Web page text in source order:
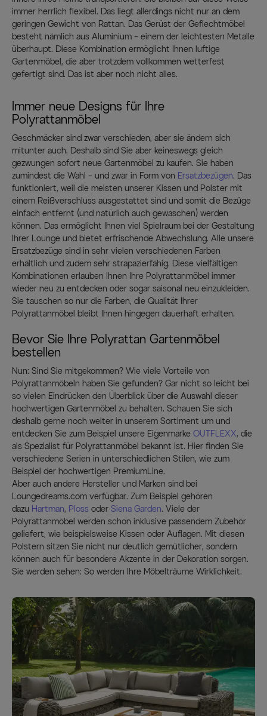
immer herrlich flexibel. Das liegt allerdings nicht nur an dem
geringen Gewicht von Rattan. Das Gerüst der Geflechtmöbel
besteht nämlich aus Aluminium – einem der leichtesten Metalle
überhaupt. Diese Kombination ermöglicht Ihnen luftige
Gartenmöbel, die aber trotzdem vollkommen wetterfest
gefertigt sind. Das ist aber noch nicht alles.
Immer neue Designs für Ihre
Polyrattanmöbel
Geschmäcker sind zwar verschieden, aber sie ändern sich
mitunter auch. Deshalb sind Sie aber keineswegs gleich
gezwungen sofort neue Gartenmöbel zu kaufen. Sie haben
zumindest die Wahl – und zwar in Form von Ersatzbezügen. Das
funktioniert, weil die meisten unserer Kissen und Polster mit
einem Reißverschluss ausgestattet sind und somit die Bezüge
einfach entfernt (und natürlich auch gewaschen) werden
können. Das ermöglicht Ihnen viel Spielraum bei der Gestaltung
Ihrer Lounge und bietet erfrischende Abwechslung. Alle unsere
Ersatzbezüge sind in sehr vielen verschiedenen Farben
erhältlich und zudem sehr strapazierfähig. Diese vielfältigen
Kombinationen erlauben Ihnen Ihre Polyrattanmöbel immer
wieder neu zu entdecken oder sogar saisonal neu einzukleiden.
Sie tauschen so nur die Farben, die Qualität Ihrer
Polyrattanmöbel bleibt Ihnen hingegen dauerhaft erhalten.
Bevor Sie Ihre Polyrattan Gartenmöbel
bestellen
Nun: Sind Sie mitgekommen? Wie viele Vorteile von
Polyrattanmöbeln haben Sie gefunden? Gar nicht so leicht bei
so vielen Eindrücken den Überblick über die Auswahl dieser
hochwertigen Gartenmöbel zu behalten. Schauen Sie sich
deshalb gerne noch weiter in unserem Sortiment um und
entdecken Sie zum Beispiel unsere Eigenmarke OUTFLEXX, die
als Spezialist für Polyrattanmöbel bekannt ist. Hier finden Sie
verschiedene Serien in unterschiedlichen Stilen, wie zum
Beispiel der hochwertigen PremiumLine.
Aber auch andere Hersteller und Marken sind bei
Loungedreams.com verfügbar. Zum Beispiel gehören
dazu Hartman, Ploss oder Siena Garden. Viele der
Polyrattanmöbel werden schon inklusive passendem Zubehör
geliefert, wie beispielsweise Kissen oder Auflagen. Mit diesen
Polstern sitzen Sie nicht nur deutlich gemütlicher, sondern
können auch für besondere Akzente in der Dekoration sorgen.
Sie werden sehen: So werden Ihre Möbelträume Wirklichkeit.